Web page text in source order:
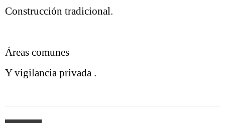
Construcción tradicional.
Áreas comunes
Y vigilancia privada .